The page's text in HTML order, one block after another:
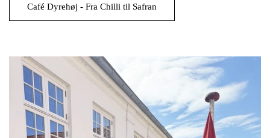
Café Dyrehøj - Fra Chilli til Safran